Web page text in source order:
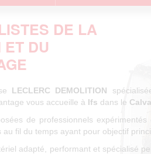
DE LA
ET DU
LECLERC DEMOLITION
vous accueille à Ifs dans le
de professionnels
au fil du temps ayant pour objectif
adapté, performant et spécialisé